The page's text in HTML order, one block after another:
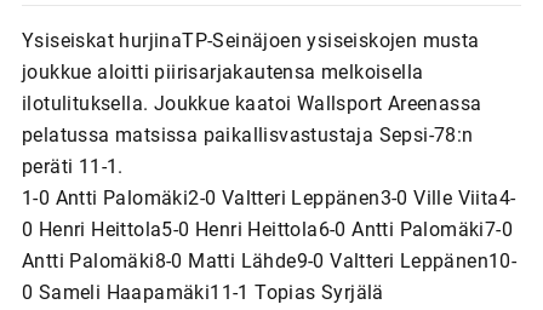
Ysiseiskat hurjinaTP-Seinäjoen ysiseiskojen musta
joukkue aloitti piirisarjakautensa melkoisella
ilotulituksella. Joukkue kaatoi Wallsport Areenassa
pelatussa matsissa paikallisvastustaja Sepsi-78:n
peräti 11-1.
1-0 Antti Palomäki2-0 Valtteri Leppänen3-0 Ville Viita4-
0 Henri Heittola5-0 Henri Heittola6-0 Antti Palomäki7-0
Antti Palomäki8-0 Matti Lähde9-0 Valtteri Leppänen10-
0 Sameli Haapamäki11-1 Topias Syrjälä